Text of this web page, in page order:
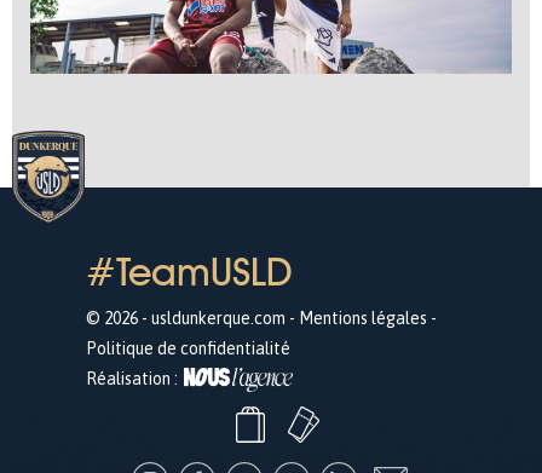
#TeamUSLD
© 2026 - usldunkerque.com - Mentions légales -
Politique de confidentialité
Réalisation :